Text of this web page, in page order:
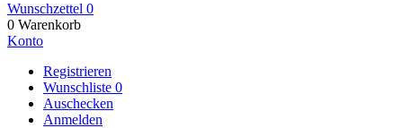
Wunschzettel 0
0 Warenkorb
Konto
Registrieren
Wunschliste 0
Auschecken
Anmelden